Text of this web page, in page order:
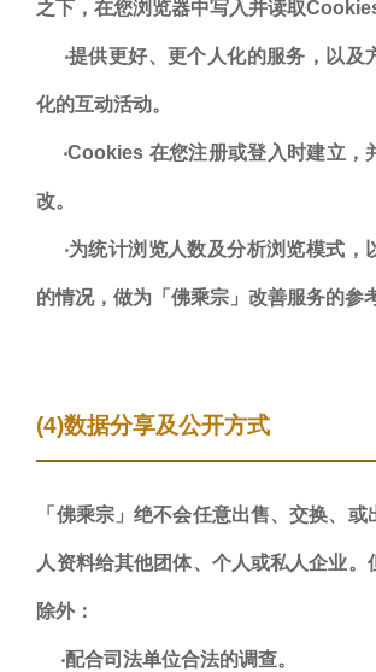
之下，在您浏览器中写入并读取
‧提供更好、更个人化的服务，以及
化的互动活动。
‧Cookies 在您注册或登入时建立，
改。
‧为统计浏览人数及分析浏览模式，
的情况，做为「佛乘宗」改善服务的参
(4)数据分享及公开方式
「佛乘宗」绝不会任意出售、交换、
人资料给其他团体、个人或私人企业。
除外：
‧配合司法单位合法的调查。